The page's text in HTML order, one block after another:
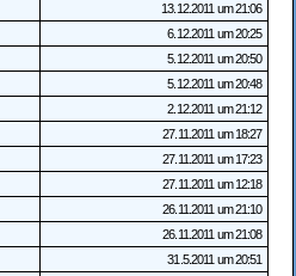
13.12.2011 um 21:06
6.12.2011 um 20:25
5.12.2011 um 20:50
5.12.2011 um 20:48
2.12.2011 um 21:12
27.11.2011 um 18:27
27.11.2011 um 17:23
27.11.2011 um 12:18
26.11.2011 um 21:10
26.11.2011 um 21:08
31.5.2011 um 20:51